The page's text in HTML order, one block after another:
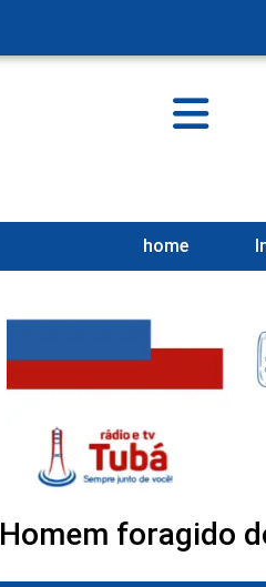
home
Homem foragido